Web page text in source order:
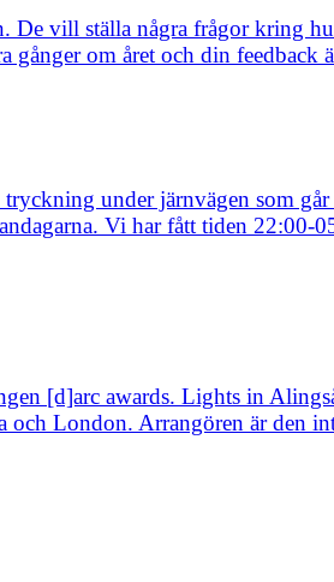
vill ställa några frågor kring
gånger om året och din
under järnvägen som går
Vi har fått tiden
[d]arc awards. Lights in
London. Arrangören är den